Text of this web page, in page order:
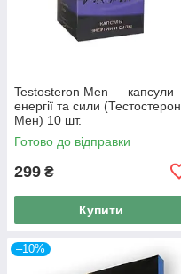
Testosteron Men — капсули
енергії та сили (Тестостерон
Мен) 10 шт.
Готово до відправки
299 ₴
Купити
–10%